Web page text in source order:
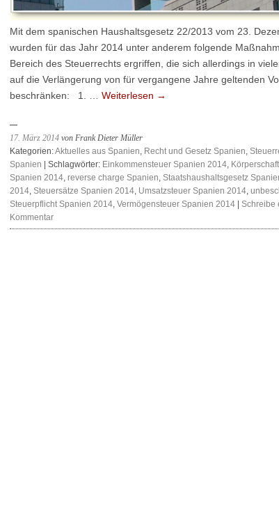
Mit dem spanischen Haushaltsgesetz 22/2013 vom 23.
wurden für das Jahr 2014 unter anderem folgende
Bereich des Steuerrechts ergriffen, die sich allerdings in
auf die Verlängerung von für vergangene Jahre geltenden
beschränken: 1. … Weiterlesen →
17. März 2014 von Frank Dieter Müller
Kategorien:Aktuelles aus Spanien Recht und Gesetz Spanien
Spanien | Schlagwörter: Einkommensteuer Spanien 2014
Spanien 2014 reverse charge Spanien Staatshaushaltsgesetz
2014 Steuersätze Spanien 2014 Umsatzsteuer Spanien 2014
Steuerpflicht Spanien 2014 Vermögensteuer Spanien 2014 | Schreibe
Kommentar